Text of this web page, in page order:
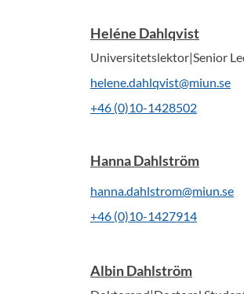
Heléne Dahlqvist
Universitetslektor|Senior
helene.dahlqvist@miun.se
+46 (0)10-1428502
Hanna Dahlström
hanna.dahlstrom@miun.se
+46 (0)10-1427914
Albin Dahlström